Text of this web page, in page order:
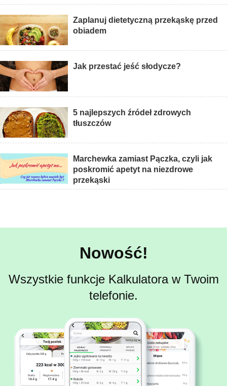
Zaplanuj dietetyczną przekąskę przed
obiadem
Jak przestać jeść słodycze?
5 najlepszych źródeł zdrowych
tłuszczów
Marchewka zamiast Pączka, czyli jak
poskromić apetyt na niezdrowe
przekąski
Nowość!
Wszystkie funkcje Kalkulatora w Twoim
telefonie.